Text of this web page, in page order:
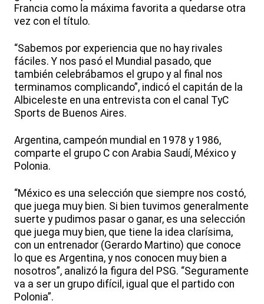
Francia como la máxima favorita a quedarse otra
vez con el título.
“Sabemos por experiencia que no hay rivales
fáciles. Y nos pasó el Mundial pasado, que
también celebrábamos el grupo y al final nos
terminamos complicando”, indicó el capitán de la
Albiceleste en una entrevista con el canal TyC
Sports de Buenos Aires.
Argentina, campeón mundial en 1978 y 1986,
comparte el grupo C con Arabia Saudí, México y
Polonia.
“México es una selección que siempre nos costó,
que juega muy bien. Si bien tuvimos generalmente
suerte y pudimos pasar o ganar, es una selección
que juega muy bien, que tiene la idea clarísima,
con un entrenador (Gerardo Martino) que conoce
lo que es Argentina, y nos conocen muy bien a
nosotros”, analizó la figura del PSG. “Seguramente
va a ser un grupo difícil, igual que el partido con
Polonia”.